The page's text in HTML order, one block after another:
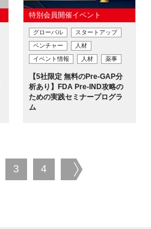
特別会員開催イベント
グローバル
スタートアップ
ベンチャー
人材
イベント情報
⼈材 薬事
【5社限定 無料のPre-GAP分
析あり】FDA Pre-IND攻略の
ための実践セミナープログラ
ム
3 4 next